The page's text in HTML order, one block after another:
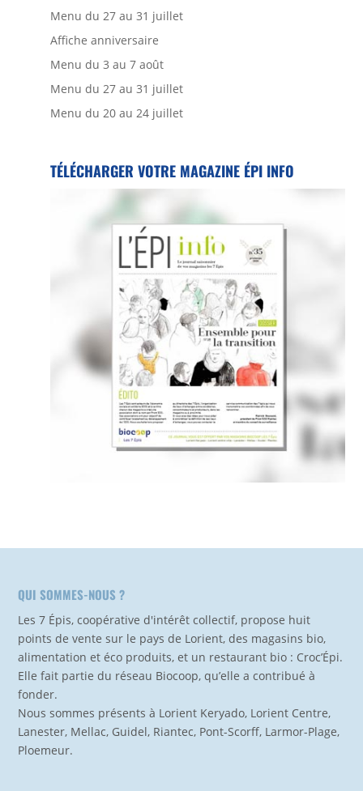
Menu du 27 au 31 juillet
Affiche anniversaire
Menu du 3 au 7 août
Menu du 27 au 31 juillet
Menu du 20 au 24 juillet
TÉLÉCHARGER VOTRE MAGAZINE ÉPI INFO
QUI SOMMES-NOUS ?
Les 7 Épis, coopérative d'intérêt collectif, propose huit
points de vente sur le pays de Lorient, des magasins bio,
alimentation et éco produits, et un restaurant bio : Croc’Épi.
Elle fait partie du réseau Biocoop, qu’elle a contribué à
fonder.
Nous sommes présents à Lorient Keryado, Lorient Centre,
Lanester, Mellac, Guidel, Riantec, Pont-Scorff, Larmor-Plage,
Ploemeur.